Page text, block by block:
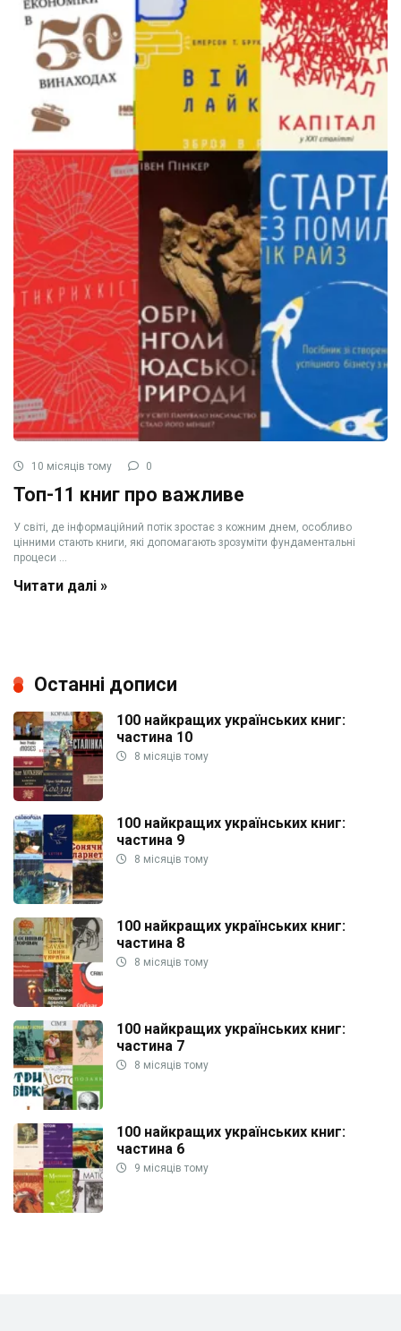
10 місяців тому 0
Топ-11 книг про важливе
У світі, де інформаційний потік зростає з кожним днем, особливо
цінними стають книги, які допомагають зрозуміти фундаментальні
процеси ...
Читати далі »
Останні дописи
100 найкращих українських книг:
частина 10
8 місяців тому
100 найкращих українських книг:
частина 9
8 місяців тому
100 найкращих українських книг:
частина 8
8 місяців тому
100 найкращих українських книг:
частина 7
8 місяців тому
100 найкращих українських книг:
частина 6
9 місяців тому